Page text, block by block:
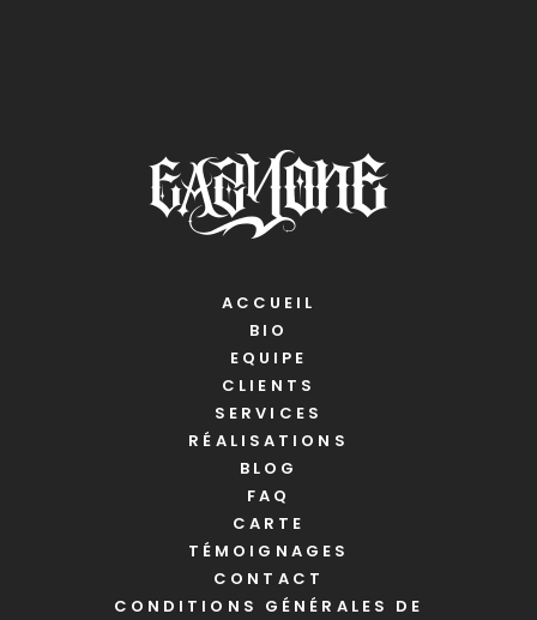
ACCUEIL
BIO
EQUIPE
CLIENTS
SERVICES
RÉALISATIONS
BLOG
FAQ
CARTE
TÉMOIGNAGES
CONTACT
CONDITIONS GÉNÉRALES DE